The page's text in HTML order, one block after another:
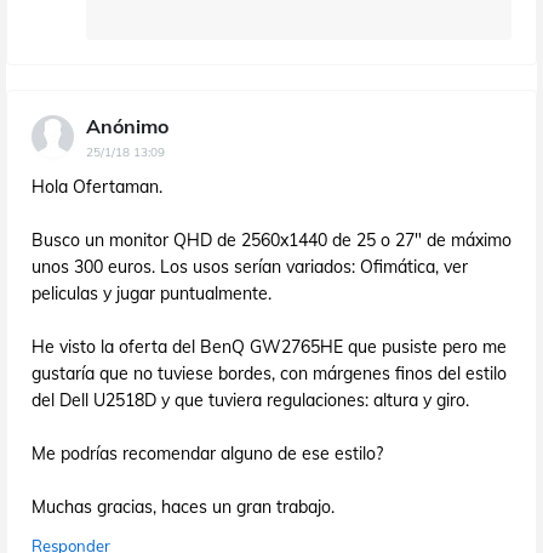
Anónimo
25/1/18 13:09
Hola Ofertaman.
Busco un monitor QHD de 2560x1440 de 25 o 27" de máximo
unos 300 euros. Los usos serían variados: Ofimática, ver
peliculas y jugar puntualmente.
He visto la oferta del BenQ GW2765HE que pusiste pero me
gustaría que no tuviese bordes, con márgenes finos del estilo
del Dell U2518D y que tuviera regulaciones: altura y giro.
Me podrías recomendar alguno de ese estilo?
Muchas gracias, haces un gran trabajo.
Responder